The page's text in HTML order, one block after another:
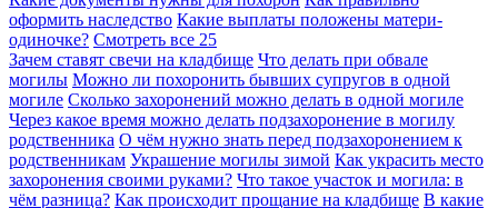
оформить наследство Какие выплаты положены матери-
одиночке? Смотреть все 25
Зачем ставят свечи на кладбище Что делать при обвале
могилы Можно ли похоронить бывших супругов в одной
могиле Сколько захоронений можно делать в одной могиле
Через какое время можно делать подзахоронение в могилу
родственника О чём нужно знать перед подзахоронением к
родственникам Украшение могилы зимой Как украсить место
захоронения своими руками? Что такое участок и могила: в
чём разница? Как происходит прощание на кладбище В какие